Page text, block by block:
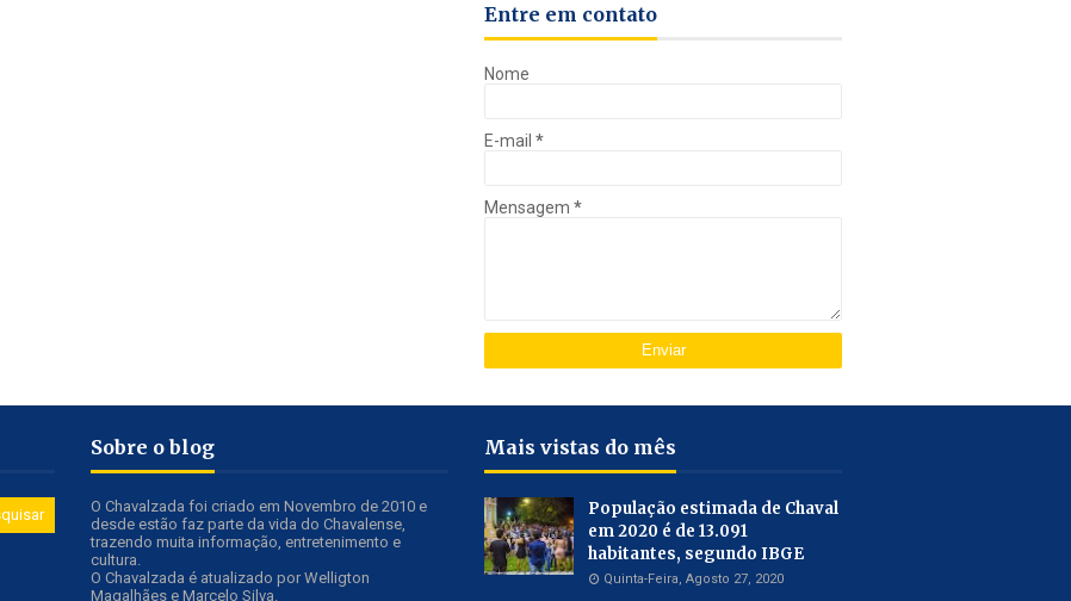
Entre em contato
Nome
E-mail *
Mensagem *
Sobre o blog
O Chavalzada foi criado em Novembro de 2010 e
desde estão faz parte da vida do Chavalense,
trazendo muita informação, entretenimento e
cultura.
O Chavalzada é atualizado por Welligton
Magalhães e Marcelo Silva.
Mais vistas do mês
População estimada de Chaval
em 2020 é de 13.091
habitantes, segundo IBGE
Quinta-Feira, Agosto 27, 2020